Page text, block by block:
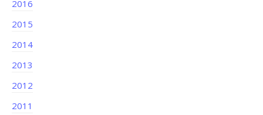
2016
2015
2014
2013
2012
2011